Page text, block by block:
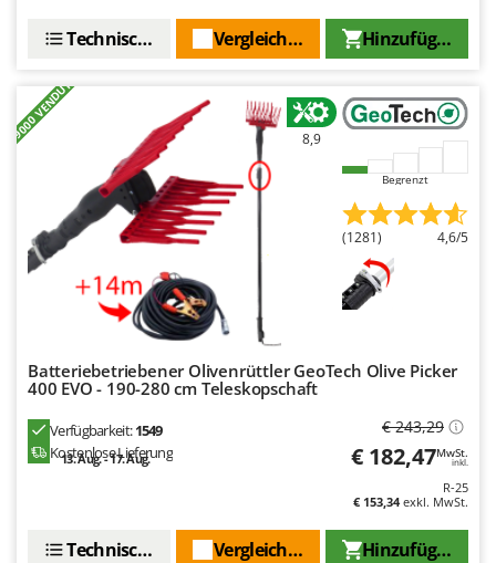
Hinzufügen
Vergleichen Sie
Technische Daten
+9000 VENDUTI 8,9
Begrenzt
(1281) 4,6/5
Batteriebetriebener Olivenrüttler GeoTech Olive Picker
400 EVO - 190-280 cm Teleskopschaft
Verfügbarkeit:1549
Kostenlose Lieferung
13. Aug. - 17. Aug.
€ 243,29
€ 182,47MwSt.
inkl.
R-25
€ 153,34exkl. MwSt.
Hinzufügen
Vergleichen Sie
Technische Daten